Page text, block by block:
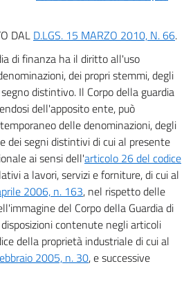
DAL D.LGS. 15 MARZO 2010, N. 66.
di finanza ha il diritto all'uso
dei propri stemmi, degli
distintivo. Il Corpo della guardia
dell'apposito ente, può
delle denominazioni, degli
dei segni distintivi di cui al presente
ai sensi dell'articolo 26 del codice
a lavori, servizi e forniture, di cui al
2006, n. 163, nel rispetto delle
del Corpo della Guardia di
contenute negli articoli
della proprietà industriale di cui al
2005, n. 30, e successive